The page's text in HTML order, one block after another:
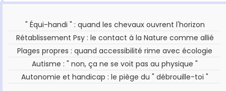
" Équi-handi " : quand les chevaux ouvrent l'horizon
Rétablissement Psy : le contact à la Nature comme allié
Plages propres : quand accessibilité rime avec écologie
Autisme : " non, ça ne se voit pas au physique "
Autonomie et handicap : le piège du " débrouille-toi "